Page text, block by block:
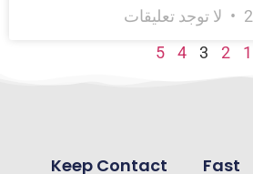
لا توجد تعليقات
1
2
3
4
5
Fast
Keep Contact